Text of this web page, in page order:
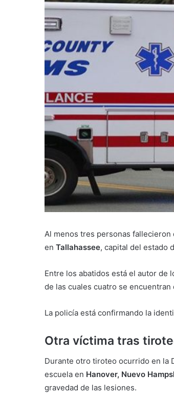
Al menos tres personas
en Tallahassee, capital del estado
Entre los abatidos está el autor de
de las cuales cuatro se
La policía está confirmando la
Otra víctima tras
Durante otro tiroteo ocurrido en la
escuela en Hanover, Nuevo
gravedad de las lesiones.